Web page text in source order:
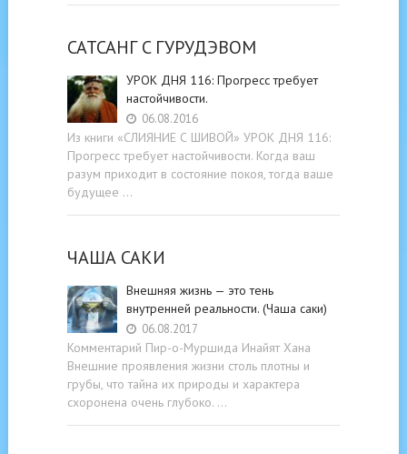
САТСАНГ C ГУРУДЭВОМ
УРОК ДНЯ 116: Прогресс требует
настойчивости.
06.08.2016
Из книги «СЛИЯНИЕ С ШИВОЙ» УРОК ДНЯ 116:
Прогресс требует настойчивости. Когда ваш
разум приходит в состояние покоя, тогда ваше
будущее …
ЧАША САКИ
Внешняя жизнь — это тень
внутренней реальности. (Чаша саки)
06.08.2017
Комментарий Пир-о-Муршида Инайят Хана
Внешние проявления жизни столь плотны и
грубы, что тайна их природы и характера
схоронена очень глубоко. …